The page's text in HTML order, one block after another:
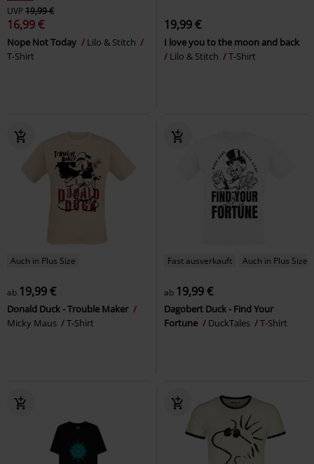
UVP19,99 €
16,99 €
Nope Not Today
Lilo & Stitch
T-Shirt
19,99 €
I love you to the moon and back
Lilo & Stitch
T-Shirt
Auch in Plus Size
ab 19,99 €
Donald Duck - Trouble Maker
Micky Maus
T-Shirt
Fast ausverkauft Auch in Plus Size
ab 19,99 €
Dagobert Duck - Find Your
Fortune
DuckTales T-Shirt